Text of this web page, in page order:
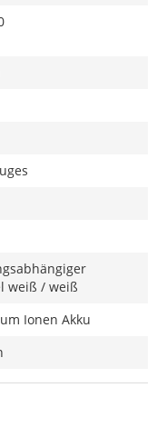
weiß / weiß
Ionen Akku